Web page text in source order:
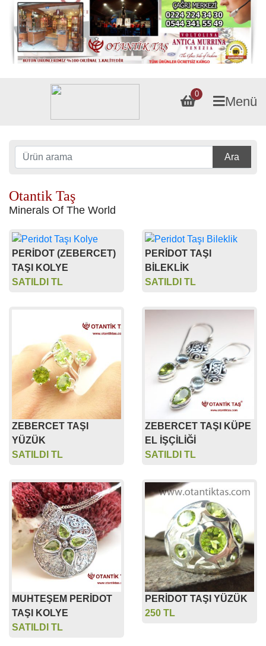
0
Menü
Ara
Otantik Taş
Minerals Of The World
PERİDOT (ZEBERCET)
TAŞI KOLYE
SATILDI TL
PERİDOT TAŞI
BİLEKLİK
SATILDI TL
ZEBERCET TAŞI
YÜZÜK
SATILDI TL
ZEBERCET TAŞI KÜPE
EL İŞÇİLİĞİ
SATILDI TL
MUHTEŞEM PERİDOT
TAŞI KOLYE
SATILDI TL
PERİDOT TAŞI YÜZÜK
250 TL